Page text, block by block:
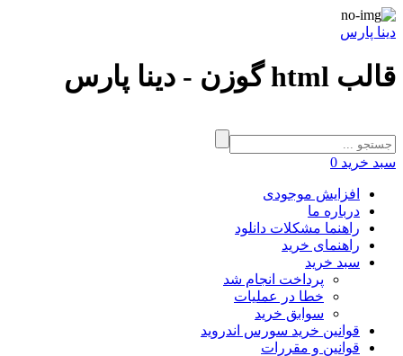
دینا پارس
قالب html گوزن - دینا پارس
سبد خرید 0
افزایش موجودی
درباره ما
راهنما مشکلات دانلود
راهنمای خرید
سبد خرید
پرداخت انجام شد
خطا در عملیات
سوابق خرید
قوانین خرید سورس اندروید
قوانین و مقررات